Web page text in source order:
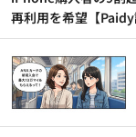
再利用を希望【Paidy